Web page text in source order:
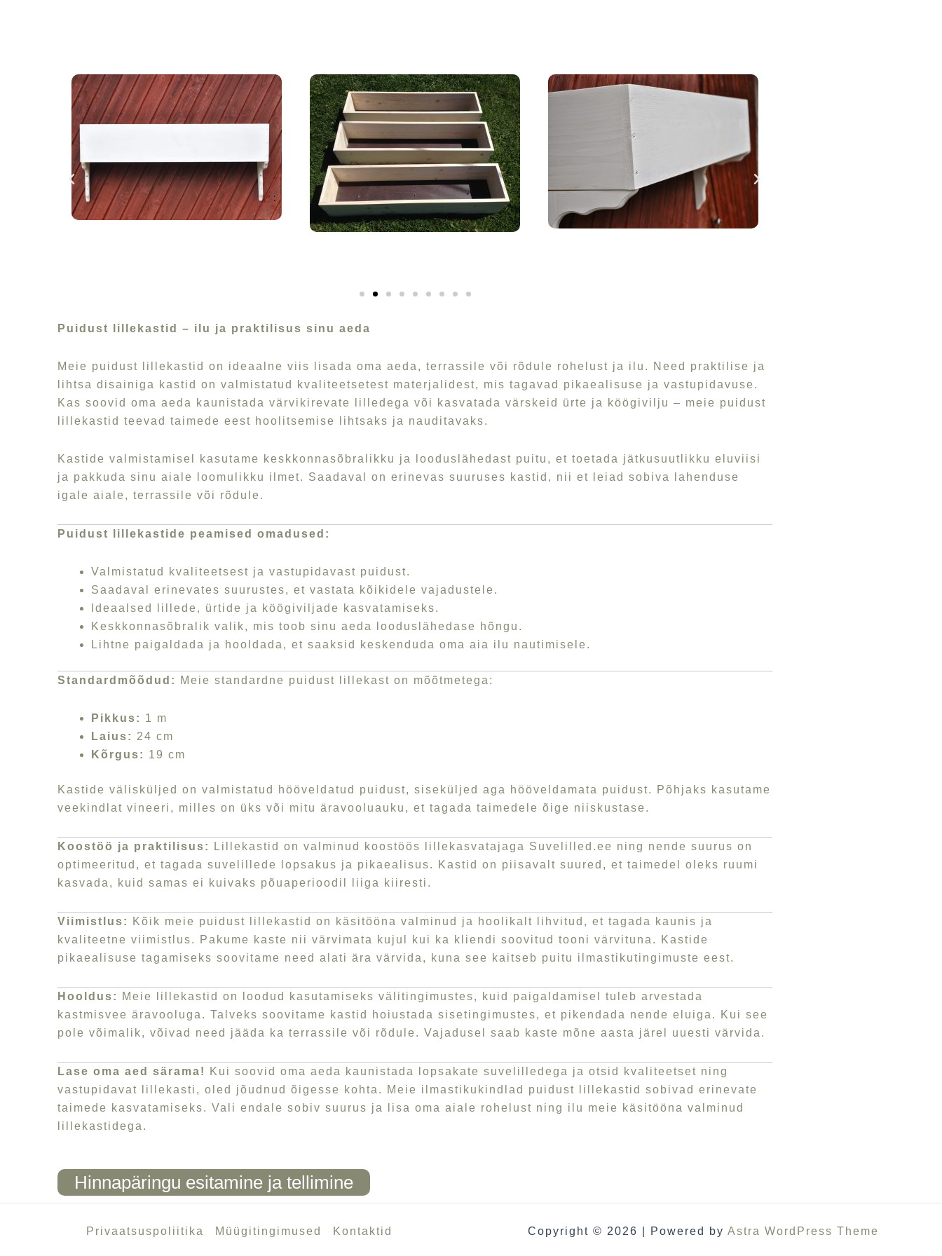
Puidust lillekastid – ilu ja praktilisus sinu aeda
Meie puidust lillekastid on ideaalne viis lisada oma aeda, terrassile või rõdule rohelust ja ilu. Need praktilise ja
lihtsa disainiga kastid on valmistatud kvaliteetsetest materjalidest, mis tagavad pikaealisuse ja vastupidavuse.
Kas soovid oma aeda kaunistada värvikirevate lilledega või kasvatada värskeid ürte ja köögivilju – meie puidust
lillekastid teevad taimede eest hoolitsemise lihtsaks ja nauditavaks.
Kastide valmistamisel kasutame keskkonnasõbralikku ja looduslähedast puitu, et toetada jätkusuutlikku eluviisi
ja pakkuda sinu aiale loomulikku ilmet. Saadaval on erinevas suuruses kastid, nii et leiad sobiva lahenduse
igale aiale, terrassile või rõdule.
Puidust lillekastide peamised omadused:
Valmistatud kvaliteetsest ja vastupidavast puidust.
Saadaval erinevates suurustes, et vastata kõikidele vajadustele.
Ideaalsed lillede, ürtide ja köögiviljade kasvatamiseks.
Keskkonnasõbralik valik, mis toob sinu aeda looduslähedase hõngu.
Lihtne paigaldada ja hooldada, et saaksid keskenduda oma aia ilu nautimisele.
Standardmõõdud: Meie standardne puidust lillekast on mõõtmetega:
Pikkus: 1 m
Laius: 24 cm
Kõrgus: 19 cm
Kastide välisküljed on valmistatud hööveldatud puidust, siseküljed aga hööveldamata puidust. Põhjaks kasutame
veekindlat vineeri, milles on üks või mitu äravooluauku, et tagada taimedele õige niiskustase.
Koostöö ja praktilisus:
Lillekastid on valminud koostöös lillekasvatajaga Suvelilled.ee ning nende suurus on
optimeeritud, et tagada suvelillede lopsakus ja pikaealisus. Kastid on piisavalt suured, et taimedel oleks ruumi
kasvada, kuid samas ei kuivaks põuaperioodil liiga kiiresti.
Viimistlus:
Kõik meie puidust lillekastid on käsitööna valminud ja hoolikalt lihvitud, et tagada kaunis ja
kvaliteetne viimistlus. Pakume kaste nii värvimata kujul kui ka kliendi soovitud tooni värvituna. Kastide
pikaealisuse tagamiseks soovitame need alati ära värvida, kuna see kaitseb puitu ilmastikutingimuste eest.
Hooldus:
Meie lillekastid on loodud kasutamiseks välitingimustes, kuid paigaldamisel tuleb arvestada
kastmisvee äravooluga. Talveks soovitame kastid hoiustada sisetingimustes, et pikendada nende eluiga. Kui see
pole võimalik, võivad need jääda ka terrassile või rõdule. Vajadusel saab kaste mõne aasta järel uuesti värvida.
Lase oma aed särama!
Kui soovid oma aeda kaunistada lopsakate suvelilledega ja otsid kvaliteetset ning
vastupidavat lillekasti, oled jõudnud õigesse kohta. Meie ilmastikukindlad puidust lillekastid sobivad erinevate
taimede kasvatamiseks. Vali endale sobiv suurus ja lisa oma aiale rohelust ning ilu meie käsitööna valminud
lillekastidega.
Hinnapäringu esitamine ja tellimine
Privaatsuspoliitika Müügitingimused Kontaktid Copyright © 2026 | Powered by Astra WordPress Theme